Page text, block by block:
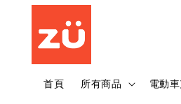
首頁 所有商品 電動